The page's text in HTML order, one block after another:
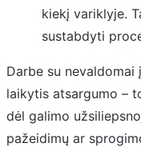
kiekį variklyje.
sustabdyti
Darbe su
laikytis atsargumo –
dėl galimo
pažeidimų ar